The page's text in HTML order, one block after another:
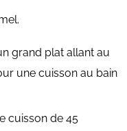
grand plat allant au
une cuisson au bain
cuisson de 45